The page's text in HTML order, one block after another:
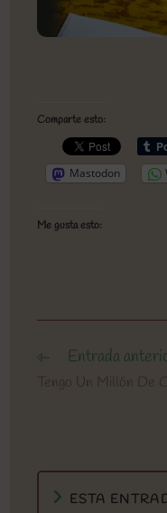
Comparte esto:
Mastodon
Me gusta esto:
Leer
más
artículos
Entrada
Tengo Un Millón De
ESTA